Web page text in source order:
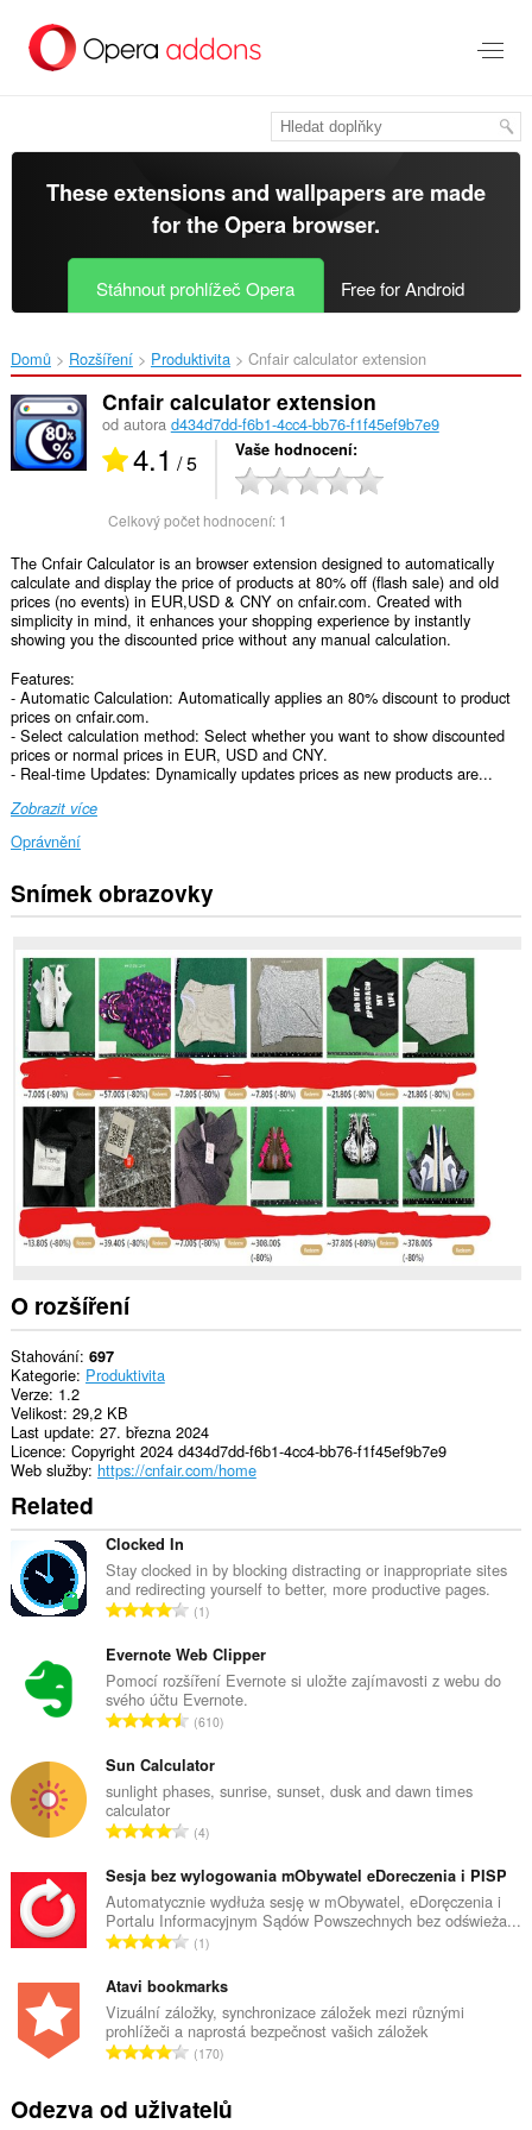
přímo
These extensions and wallpapers are made
for theOpera browser.
Stáhnout prohlížeč Opera Free for Android
Domů Rozšíření Produktivita Cnfair calculator extension‎
Cnfair calculator extension
od autora d434d7dd-f6b1-4cc4-bb76-f1f45ef9b7e9
4.1 / 5 Vaše hodnocení
Celkový počet hodnocení: 1
The Cnfair Calculator is an browser extension designed to automatically
calculate and display the price of products at 80% off (flash sale) and old
prices (no events) in EUR,USD & CNY on cnfair.com. Created with
simplicity in mind, it enhances your shopping experience by instantly
showing you the discounted price without any manual calculation.
Features:
- Automatic Calculation: Automatically applies an 80% discount to product
prices on cnfair.com.
- Select calculation method: Select whether you want to show discounted
prices or normal prices in EUR, USD and CNY.
- Real-time Updates: Dynamically updates prices as new products are...
Zobrazit více
Oprávnění
Toto
rozšíření
vašim
datům
na
některých
webech.
This
extension
create
rich
notifications
and
display
them
you
in
the
system
tray.
Snímek obrazovky
O rozšíření
Stahování 697
Kategorie Produktivita
Verze 1.2
Velikost 29,2 KB
Last update 27. března 2024
Licence Copyright 2024 d434d7dd-f6b1-4cc4-bb76-f1f45ef9b7e9
Web služby https://cnfair.com/home
Related
Clocked In
Stay clocked in by blocking distracting or inappropriate sites
and redirecting yourself to better, more productive pages.
C
l
k
o
v
p
o
č
e
t
h
o
d
o
c
e
n
:
1
Evernote Web Clipper
Pomocí rozšíření Evernote si uložte zajímavosti z webu do
svého účtu Evernote.
C
l
k
v
p
o
č
e
t
h
o
d
o
c
610
Sun Calculator
sunlight phases, sunrise, sunset, dusk and dawn times
calculator
C
l
k
o
v
p
o
č
e
h
4
Sesja bez wylogowania mObywatel eDoreczenia i PISP
Automatycznie wydłuża sesję w mObywatel, eDoręczenia i
Portalu Informacyjnym Sądów Powszechnych bez odświeża...
C
l
k
o
v
p
1
Atavi bookmarks
Vizuální záložky, synchronizace záložek mezi různými
prohlížeči a naprostá bezpečnost vašich záložek
C
l
k
170
Odezva od uživatelů